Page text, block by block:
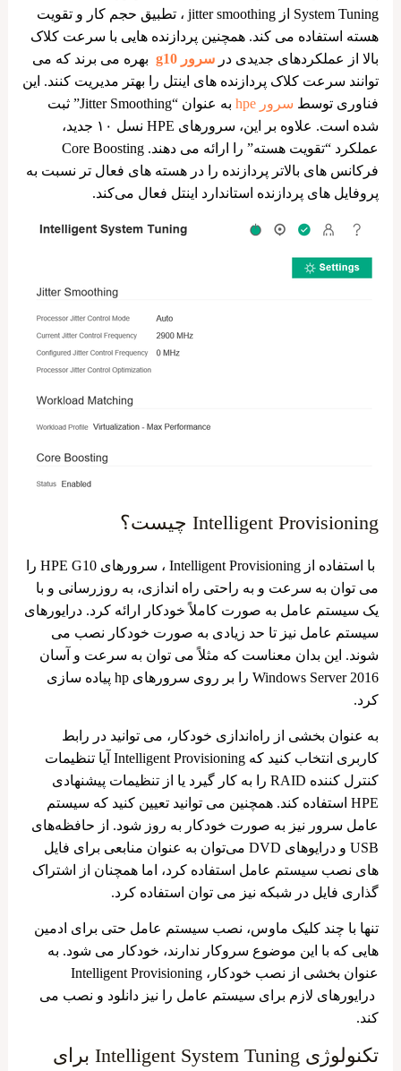
System Tuning از jitter smoothing ، تطبیق حجم کار و تقویت
هسته استفاده می کند. همچنین پردازنده هایی با سرعت کلاک
بالا از عملکردهای جدیدی در سرور g10
بهره می برند که می
توانند سرعت کلاک پردازنده های اینتل را بهتر مدیریت کنند. این
فناوری توسط سرور hpe
به عنوان “Jitter Smoothing” ثبت
شده است. علاوه بر این، سرورهای HPE نسل ۱۰ جدید،
عملکرد “تقویت هسته” را ارائه می دهند. Core Boosting
فرکانس‌ های بالاتر پردازنده را در هسته ‌های فعال‌ تر نسبت به
پروفایل‌ های پردازنده استاندارد اینتل فعال می‌کند.
Intelligent Provisioning چیست؟
با استفاده از Intelligent Provisioning ، سرورهای HPE G10 را
می ‌توان به سرعت و به راحتی راه ‌اندازی، به ‌روزرسانی و با
یک سیستم‌ عامل به صورت کاملاً خودکار ارائه کرد. درایورهای
سیستم عامل نیز تا حد زیادی به صورت خودکار نصب می
شوند. این بدان معناست که مثلاً می ‌توان به سرعت و آسان
Windows Server 2016 را بر روی سرورهای hp پیاده‌ سازی
کرد.
به عنوان بخشی از راه‌اندازی خودکار، می‌ توانید در رابط
کاربری انتخاب کنید که Intelligent Provisioning آیا تنظیمات
کنترل ‌کننده RAID را به‌ کار گیرد یا از تنظیمات پیشنهادی
HPE استفاده کند. همچنین می توانید تعیین کنید که سیستم
عامل سرور نیز به صورت خودکار به روز شود. از حافظه‌های
USB و درایوهای DVD می‌توان به عنوان منابعی برای فایل
‌های نصب سیستم عامل استفاده کرد، اما همچنان از اشتراک
گذاری فایل در شبکه نیز می‌ توان استفاده کرد.
تنها با چند کلیک ماوس، نصب سیستم عامل حتی برای ادمین
هایی که با این موضوع سروکار ندارند، خودکار می شود. به
عنوان بخشی از نصب خودکار، Intelligent Provisioning
درایورهای لازم برای سیستم عامل را نیز دانلود و نصب می
کند.
تکنولوژی Intelligent System Tuning برای